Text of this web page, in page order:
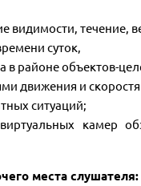
видимости, течение,
суток,
в районе объектов-
движения и
ситуаций;
виртуальных камер
места слушателя: